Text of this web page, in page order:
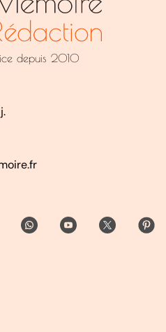
depuis 2010